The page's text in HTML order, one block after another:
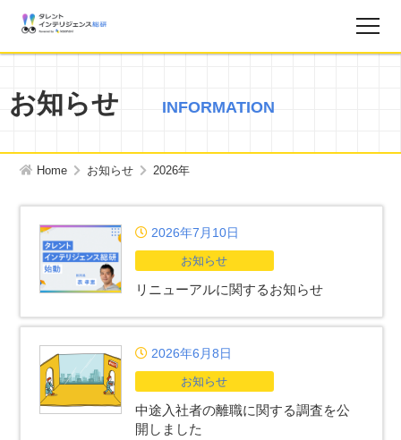
お問い合わせ
運営会社
個人情報保護方針
サイトマップ
お知らせ INFORMATION
Home お知らせ 2026年
2026年7月10日
お知らせ
リニューアルに関するお知らせ
2026年6月8日
お知らせ
中途入社者の離職に関する調査を公
開しました